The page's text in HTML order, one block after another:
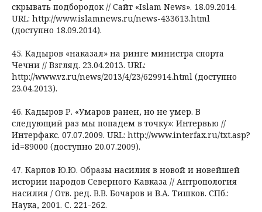
скрывать подбородок // Сайт «Islam News». 18.09.2014.
URL: http://www.islamnews.ru/news-433613.html
(доступно 18.09.2014).
45. Кадыров «наказал» на ринге министра спорта
Чечни // Взгляд. 23.04.2013. URL:
http://www.vz.ru/news/2013/4/23/629914.html (доступно
23.04.2013).
46. Кадыров Р. «Умаров ранен, но не умер. В
следующий раз мы попадем в точку»: Интервью //
Интерфакс. 07.07.2009. URL: http://www.interfax.ru/txt.asp?
id=89000 (доступно 20.07.2009).
47. Карпов Ю.Ю. Образы насилия в новой и новейшей
истории народов Северного Кавказа // Антропология
насилия / Отв. ред. В.В. Бочаров и В.А. Тишков. СПб.:
Наука, 2001. C. 221-262.